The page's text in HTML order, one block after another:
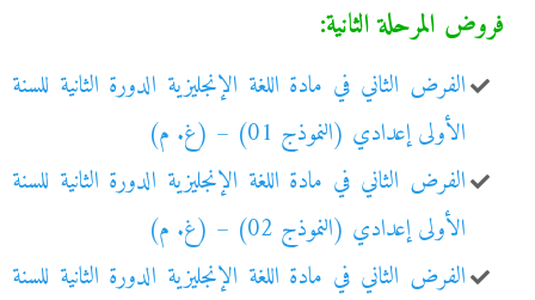
فروض المرحلة الثانية:
الفرض الثاني في مادة اللغة الإنجليزية الدورة الثانية للسنة
الأولى إعدادي (النموذج 01) – (غ. م)
الفرض الثاني في مادة اللغة الإنجليزية الدورة الثانية للسنة
الأولى إعدادي (النموذج 02) – (غ. م)
الفرض الثاني في مادة اللغة الإنجليزية الدورة الثانية للسنة